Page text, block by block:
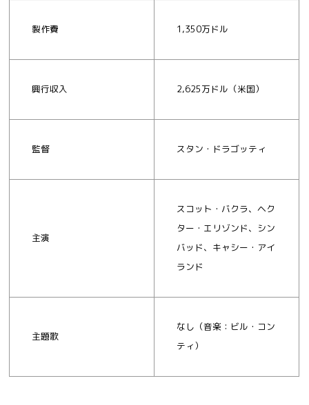
製作費 1,350万ドル
興行収入 2,625万ドル（米国）
監督 スタン・ドラゴッティ
主演
スコット・バクラ、ヘク
ター・エリゾンド、シン
バッド、キャシー・アイ
ランド
主題歌
なし（音楽：ビル・コン
ティ）